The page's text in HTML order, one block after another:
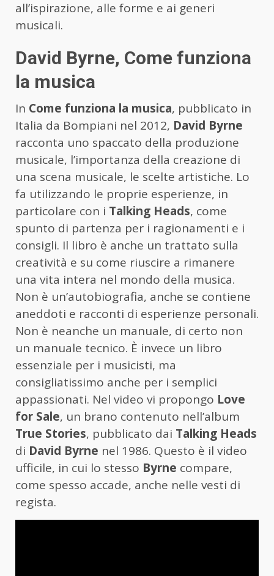
all’ispirazione, alle forme e ai generi
musicali.
David Byrne, Come funziona
la musica
In Come funziona la musica, pubblicato in
Italia da Bompiani nel 2012, David Byrne
racconta uno spaccato della produzione
musicale, l’importanza della creazione di
una scena musicale, le scelte artistiche. Lo
fa utilizzando le proprie esperienze, in
particolare con i Talking Heads, come
spunto di partenza per i ragionamenti e i
consigli. Il libro è anche un trattato sulla
creatività e su come riuscire a rimanere
una vita intera nel mondo della musica.
Non è un’autobiografia, anche se contiene
aneddoti e racconti di esperienze personali.
Non è neanche un manuale, di certo non
un manuale tecnico. È invece un libro
essenziale per i musicisti, ma
consigliatissimo anche per i semplici
appassionati. Nel video vi propongo Love
for Sale, un brano contenuto nell’album
True Stories, pubblicato dai Talking Heads
di David Byrne nel 1986. Questo è il video
ufficile, in cui lo stesso Byrne compare,
come spesso accade, anche nelle vesti di
regista.